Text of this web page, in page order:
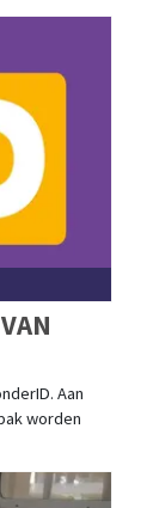
Aan
worden